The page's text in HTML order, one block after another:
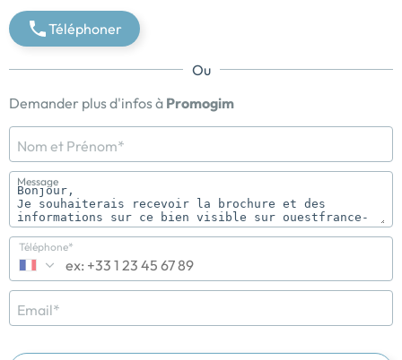
Téléphoner
Ou
Demander plus d'infos à Promogim
Nom et Prénom*
Message
Téléphone*
Email*